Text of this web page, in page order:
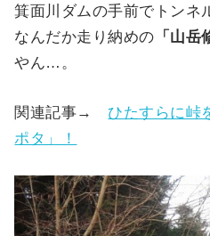
箕面川ダムの手前でトンネ
なんだか走り納めの 「山岳
やん…。
関連記事→ひたすらに峠
ポタ」！